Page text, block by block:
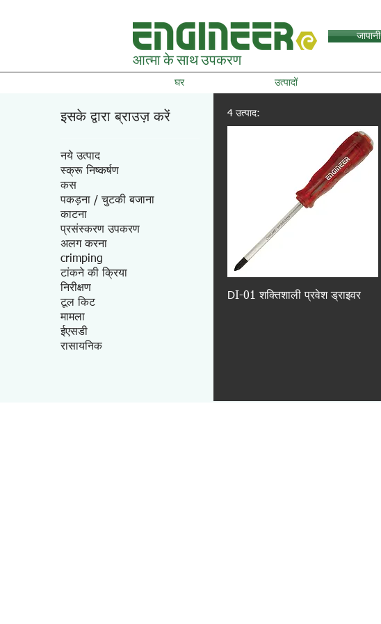
जापानी
आत्मा के साथ उपकरण
घर उत्पादों
इसके द्वारा ब्राउज़ करें
नये उत्पाद
स्क्रू निष्कर्षण
कस
पकड़ना / चुटकी बजाना
काटना
प्रसंस्करण उपकरण
अलग करना
crimping
टांकने की क्रिया
निरीक्षण
टूल किट
मामला
ईएसडी
रासायनिक
4 उत्पाद:
DI-01 शक्तिशाली प्रवेश ड्राइवर